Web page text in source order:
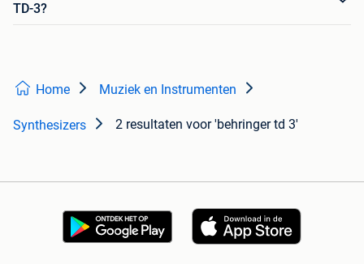
TD-3?
Home Muziek en Instrumenten
Synthesizers 2 resultaten voor 'behringer td 3'